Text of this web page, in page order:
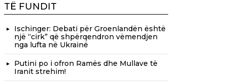
TË FUNDIT
Ischinger: Debati për Groenlandën është
një “cirk” që shpërqendron vëmendjen
nga lufta në Ukrainë
Putini po i ofron Ramës dhe Mullave të
Iranit strehim!